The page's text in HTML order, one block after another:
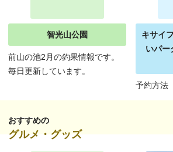
智光山公園
前山の池2月の釣果情報です。
毎日更新しています。
キサイ
いパー
予約方法
おすすめの
グルメ・グッズ